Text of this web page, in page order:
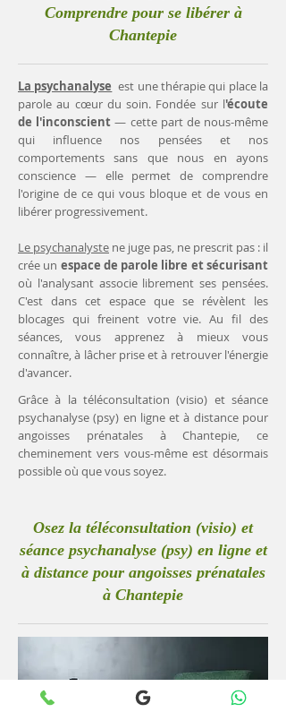
Comprendre pour se libérer à
Chantepie
La psychanalyse est une thérapie qui place la
parole au cœur du soin. Fondée sur l'écoute
de l'inconscient— cette part de nous-même
qui influence nos pensées et nos
comportements sans que nous en ayons
conscience — elle permet de comprendre
l'origine de ce qui vous bloque et de vous en
libérer progressivement.
Le psychanalyste ne juge pas, ne prescrit pas : il
crée un espace de parole libre et sécurisant
où l'analysant associe librement ses pensées.
C'est dans cet espace que se révèlent les
blocages qui freinent votre vie. Au fil des
séances, vous apprenez à mieux vous
connaître, à lâcher prise et à retrouver l'énergie
d'avancer.
Grâce à la téléconsultation (visio) et séance
psychanalyse (psy) en ligne et à distance pour
angoisses prénatales à Chantepie, ce
cheminement vers vous-même est désormais
possible où que vous soyez.
Osez la téléconsultation (visio) et
séance psychanalyse (psy) en ligne et
à distance pour angoisses prénatales
à Chantepie